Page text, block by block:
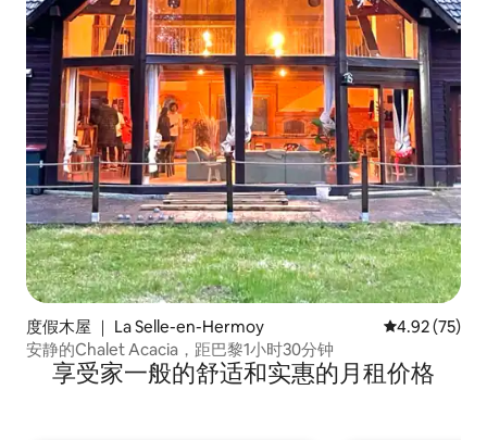
度假木屋 ｜ La Selle-en-Hermoy 平均评分
4.92 (75)
安静的Chalet Acacia，距巴黎1小时30分钟
享受家一般的舒适和实惠的月租价格